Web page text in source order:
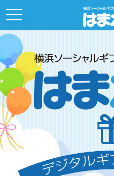
toggle
navigation